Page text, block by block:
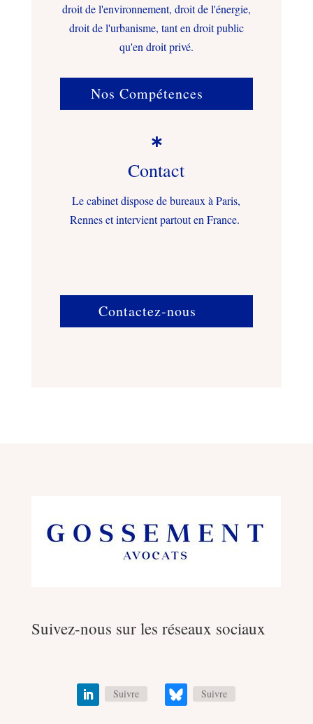
droit de l'environnement, droit de l'énergie,
droit de l'urbanisme, tant en droit public
qu'en droit privé.
Nos Compétences

Contact
Le cabinet dispose de bureaux à Paris,
Rennes et intervient partout en France.
Contactez-nous
Suivez-nous sur les réseaux sociaux
Suivre Suivre